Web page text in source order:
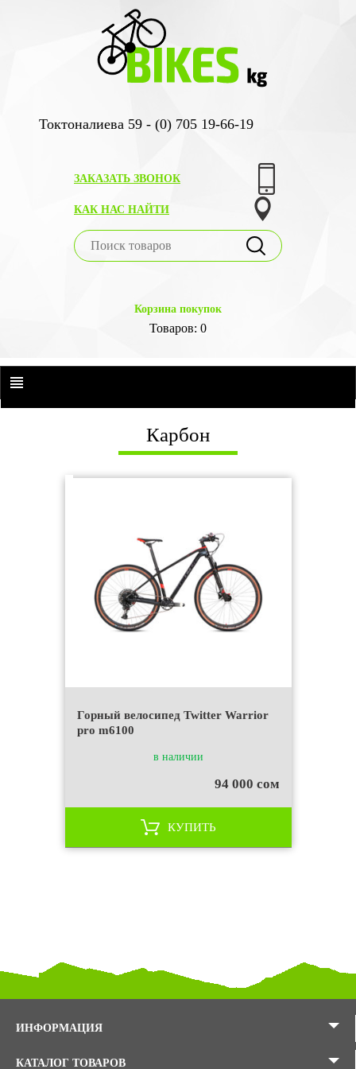
Токтоналиева 59 - (0) 705 19-66-19
ЗАКАЗАТЬ ЗВОНОК
КАК НАС НАЙТИ
Корзина покупок
Товаров: 0
Карбон
Горный велосипед Twitter Warrior
pro m6100
в наличии
94 000 сом
КУПИТЬ
ИНФОРМАЦИЯ
КАТАЛОГ ТОВАРОВ